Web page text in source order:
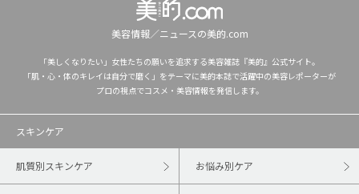
美容情報／ニュースの美的.com
「美しくなりたい」女性たちの願いを追求する美容雑誌『美的』公式サイト。
「肌・心・体のキレイは自分で磨く」をテーマに美的本誌で活躍中の美容レポーターが
プロの視点でコスメ・美容情報を発信します。
スキンケア
肌質別スキンケア お悩み別ケア